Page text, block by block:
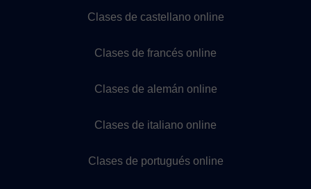
Clases de castellano online
Clases de francés online
Clases de alemán online
Clases de italiano online
Clases de portugués online